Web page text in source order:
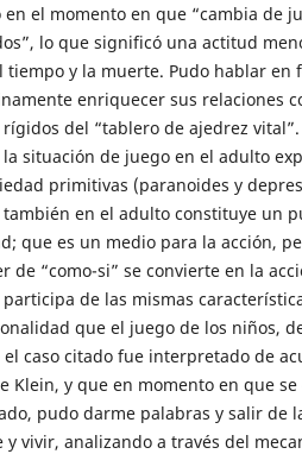
en el momento en que “cambia de
lo que significó una actitud
tiempo y la muerte. Pudo hablar en
enriquecer sus relaciones
del “tablero de ajedrez vital”.
la situación de juego en el adulto
primitivas (paranoides y
también en el adulto constituye un
que es un medio para la acción,
de “como-si” se convierte en la
participa de las mismas
que el juego de los niños,
el caso citado fue interpretado de
Klein, y que en momento en que
pudo darme palabras y salir de
y vivir, analizando a través del